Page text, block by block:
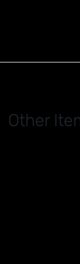
Other